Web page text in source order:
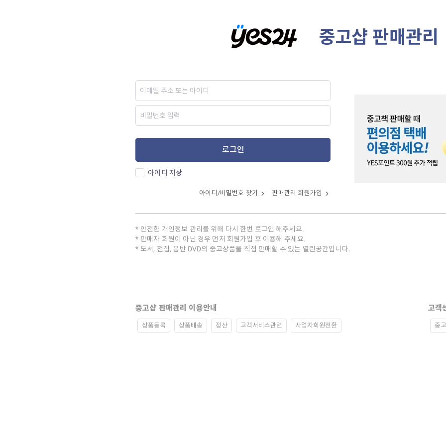
중고샵 판매관리
로그인
아이디 저장
아이디/비밀번호 찾기 판매관리 회원가입
안전한 개인정보 관리를 위해 다시 한번 로그인 해주세요.
판매자 회원이 아닌 경우 먼저 회원가입 후 이용해 주세요.
도서, 전집, 음반 DVD의 중고상품을 직접 판매할 수 있는 열린공간입니다.
중고샵 판매관리 이용안내
상품등록 상품배송 정산 고객서비스관련 사업자회원전환
고객
중